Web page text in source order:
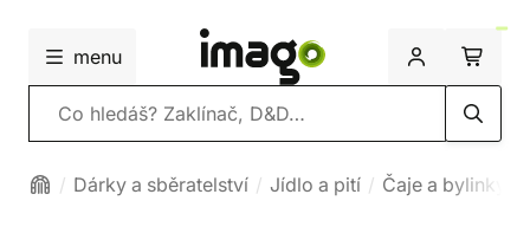
menu
Vyhledávání
Dárky a sběratelství Jídlo a pití Čaje a bylinky